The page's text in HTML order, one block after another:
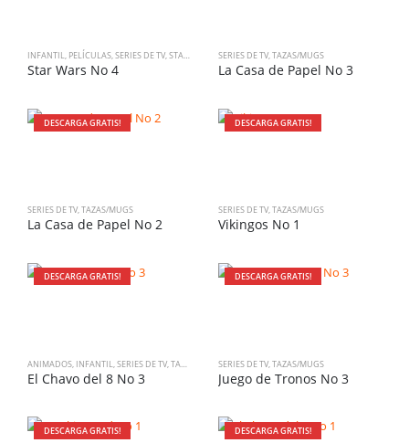
INFANTIL, PELÍCULAS,SERIES DE TV,STAR WARS TAZAS/MUGS
Star Wars No 4
SERIES DE TV,TAZAS/MUGS
La Casa de Papel No 3
DESCARGA GRATIS!
SERIES DE TV,TAZAS/MUGS
La Casa de Papel No 2
DESCARGA GRATIS!
SERIES DE TV,TAZAS/MUGS
Vikingos No 1
DESCARGA GRATIS!
ANIMADOS, INFANTIL,SERIES DE TV,TAZAS/MUGS
El Chavo del 8 No 3
DESCARGA GRATIS!
SERIES DE TV,TAZAS/MUGS
Juego de Tronos No 3
DESCARGA GRATIS! DESCARGA GRATIS!